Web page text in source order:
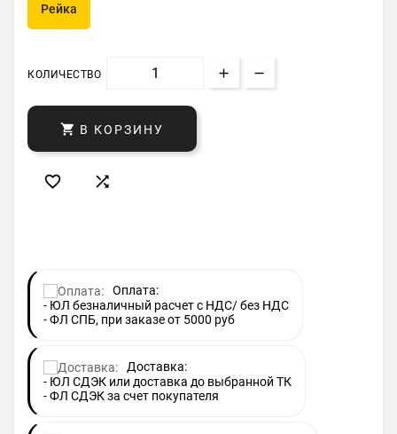
Рейка
КОЛИЧЕСТВО
 В КОРЗИНУ
 
Оплата:
- ЮЛ безналичный расчет с НДС/ без НДС
- ФЛ СПБ, при заказе от 5000 руб
Доставка:
- ЮЛ СДЭК или доставка до выбранной ТК
- ФЛ СДЭК за счет покупателя